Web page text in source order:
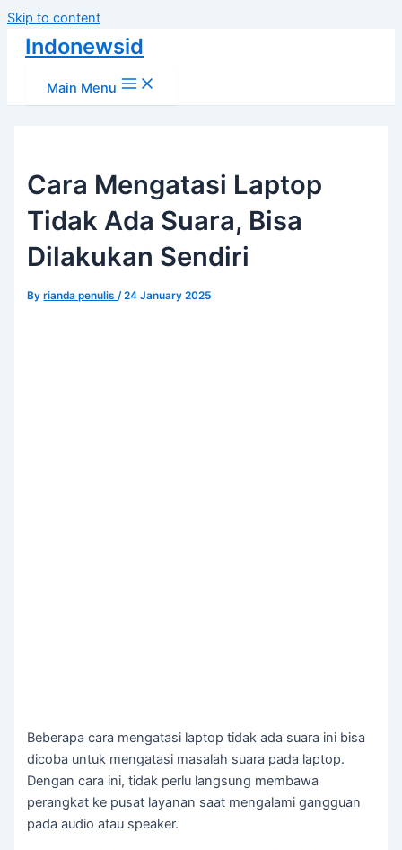
Skip to content
Indonewsid
Main Menu
Cara Mengatasi Laptop
Tidak Ada Suara, Bisa
Dilakukan Sendiri
Byrianda penulis/24 January 2025
Beberapa cara mengatasi laptop tidak ada suara ini bisa
dicoba untuk mengatasi masalah suara pada laptop.
Dengan cara ini, tidak perlu langsung membawa
perangkat ke pusat layanan saat mengalami gangguan
pada audio atau speaker.